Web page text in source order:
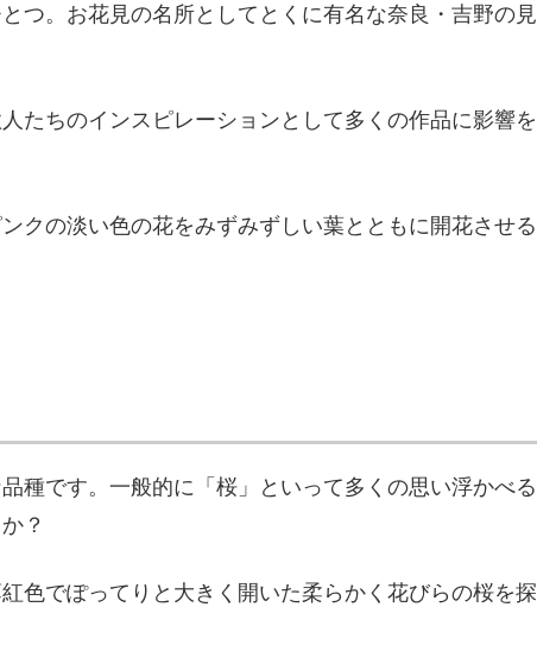
つ。お花見の名所としてとくに有名な奈良・吉野の見
たちのインスピレーションとして多くの作品に影響を
クの淡い色の花をみずみずしい葉とともに開花させる
種です。一般的に「桜」といって多くの思い浮かべる
？
色でぽってりと大きく開いた柔らかく花びらの桜を探